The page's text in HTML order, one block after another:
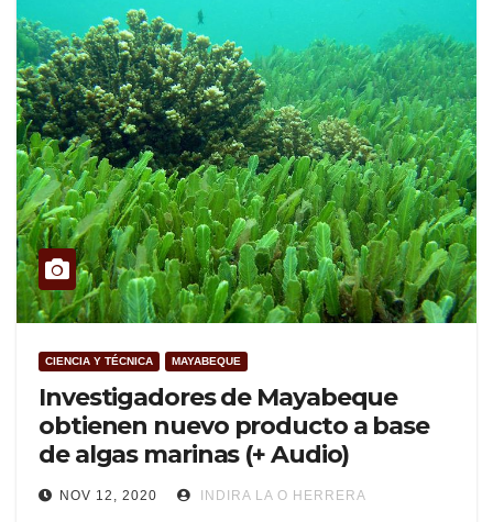
CIENCIA Y TÉCNICA MAYABEQUE
Investigadores de Mayabeque
obtienen nuevo producto a base
de algas marinas (+ Audio)
NOV 12, 2020 INDIRA LA O HERRERA